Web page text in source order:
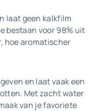
laat geen kalkfilm
bestaan voor 98% uit
hoe aromatischer
en laat vaak een
Met zacht water
van je favoriete